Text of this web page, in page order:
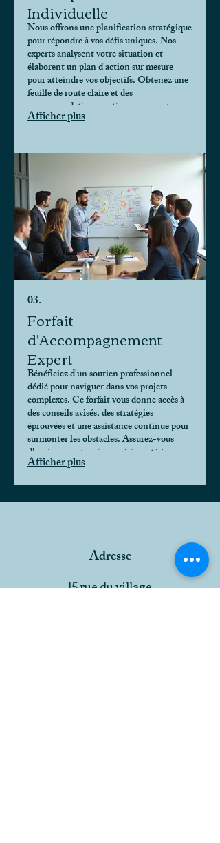
Individuelle
Nous offrons une planification stratégique
pour répondre à vos défis uniques. Nos
experts analysent votre situation et
élaborent un plan d'action sur mesure
pour atteindre vos objectifs. Obtenez une
feuille de route claire et des
recommandations pratiques pour votre
succès.
Afficher plus
03.
Forfait
d'Accompagnement
Expert
Bénéficiez d'un soutien professionnel
dédié pour naviguer dans vos projets
complexes. Ce forfait vous donne accès à
des conseils avisés, des stratégies
éprouvées et une assistance continue pour
surmonter les obstacles. Assurez-vous
d'avoir un partenaire expérimenté à vos
côtés.
Afficher plus
Adresse
15 rue du village